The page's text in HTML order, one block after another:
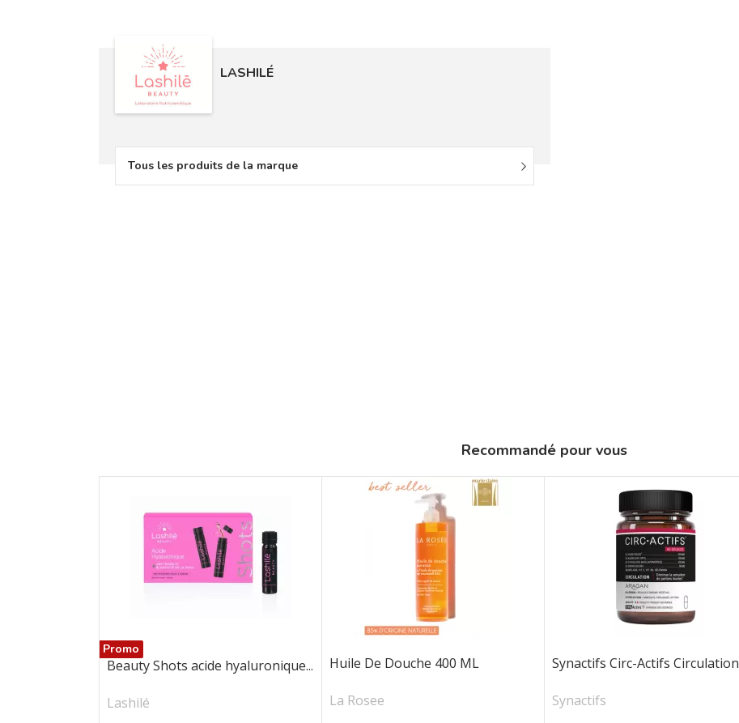
LASHILÉ
Tous les produits de la marque
Recommandé pour vous
Promo
Beauty Shots acide hyaluronique...
Lashilé
Huile De Douche 400 ML
La Rosee
Synactifs Circ-Actifs Circulation
Synactifs